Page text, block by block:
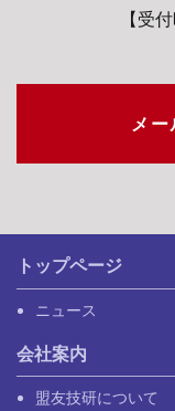
【受
メ
トップページ
ニュース
会社案内
盟友技研について